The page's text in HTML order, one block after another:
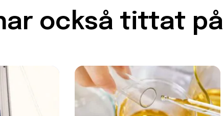
också tittat på